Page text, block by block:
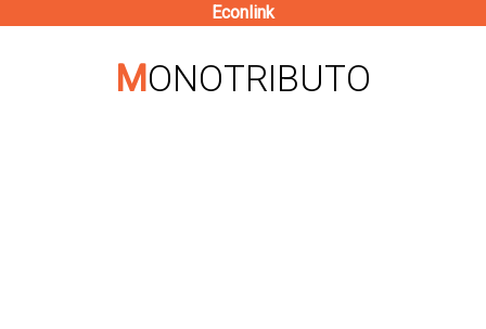
contenido
Econlink
MONOTRIBUTO